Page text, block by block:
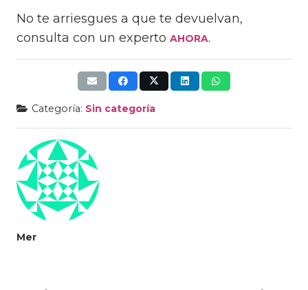
No te arriesgues a que te devuelvan,
consulta con un experto AHORA.
Categoría: Sin categoría
Mer